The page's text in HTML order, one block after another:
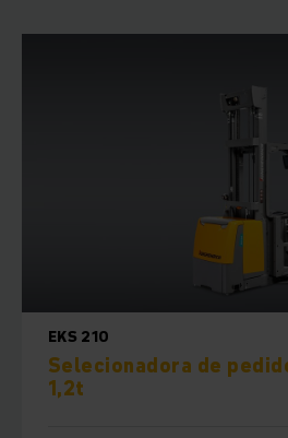
EKS 210
Selecionadora de
1,2t